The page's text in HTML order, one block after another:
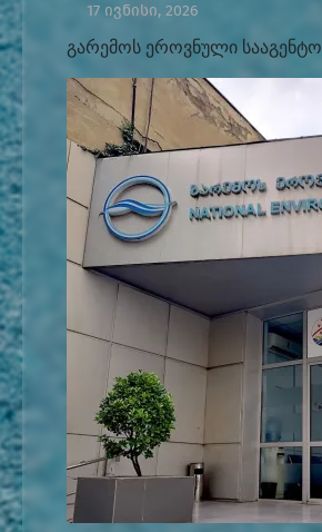
17 ივნისი, 2026
გარემოს ეროვნული სააგენტო